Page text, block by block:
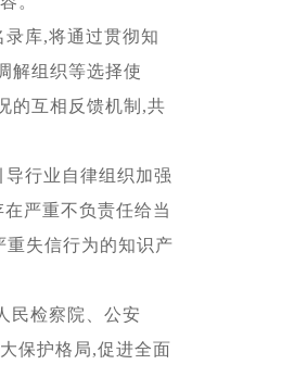
录库,将通过贯彻知
解组织等选择使
的互相反馈机制,共
行业自律组织加强
严重不负责任给当
失信行为的知识产
民检察院、公安
保护格局,促进全面